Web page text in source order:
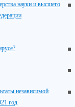
науки и высшего
независимой
год